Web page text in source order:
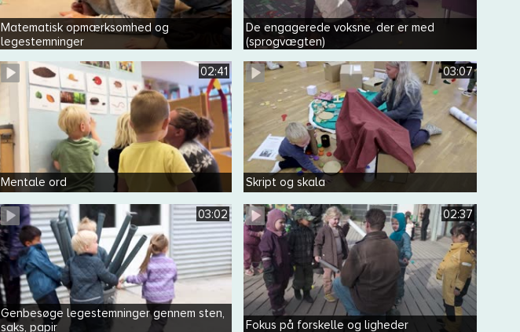
Matematisk opmærksomhed og
legestemninger
De engagerede voksne, der er med
(sprogvægten)
02:41
Mentale ord
03:07
Skript og skala
03:02
Genbesøge legestemninger gennem sten,
saks, papir
02:37
Fokus på forskelle og ligheder